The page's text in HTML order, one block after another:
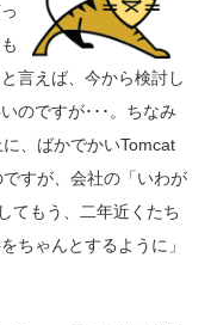
言えば、今から検討し
のですが･･･。ちなみ
、ばかでかいTomcat
すが、会社の「いわが
てもう、二年近くたち
ちゃんとするように」